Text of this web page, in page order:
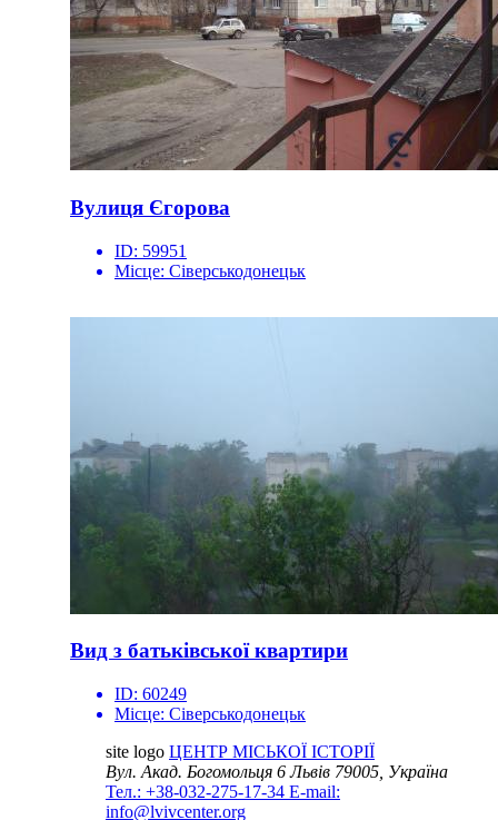
Вулиця Єгорова
ID: 59951
Місце: Сіверськодонецьк
Вид з батьківської квартири
ID: 60249
Місце: Сіверськодонецьк
site logo ЦЕНТР МІСЬКОЇ ІСТОРІЇ
Вул. Акад. Богомольця 6Львів 79005, Україна
Тел.: +38-032-275-17-34 E-mail:
info@lvivcenter.org